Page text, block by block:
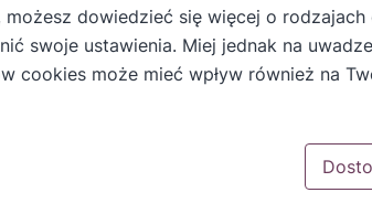
sposób.
możesz dowiedzieć się więcej o
swoje ustawienia. Miej jednak na
cookies może mieć wpływ również na